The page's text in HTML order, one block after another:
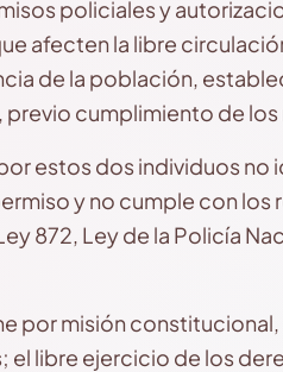
policiales y
afecten la libre
de la población,
cumplimiento de
estos dos individuos no
y no cumple con
872, Ley de la Policía
por misión
el libre ejercicio de los